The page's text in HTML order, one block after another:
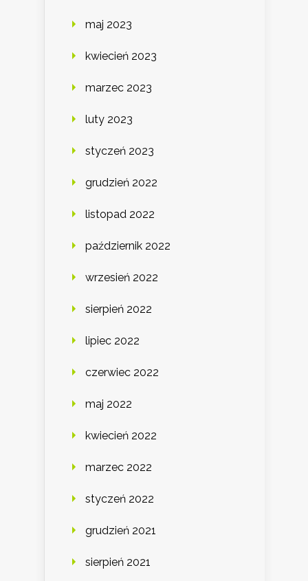
maj 2023
kwiecień 2023
marzec 2023
luty 2023
styczeń 2023
grudzień 2022
listopad 2022
październik 2022
wrzesień 2022
sierpień 2022
lipiec 2022
czerwiec 2022
maj 2022
kwiecień 2022
marzec 2022
styczeń 2022
grudzień 2021
sierpień 2021